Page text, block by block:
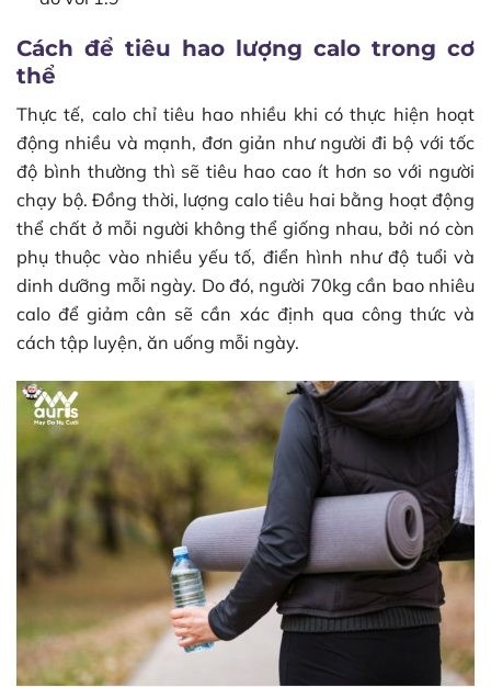
Cách để tiêu hao lượng calo trong cơ
thể
Thực tế, calo chỉ tiêu hao nhiều khi có thực hiện hoạt
động nhiều và mạnh, đơn giản như người đi bộ với tốc
độ bình thường thì sẽ tiêu hao cao ít hơn so với người
chạy bộ. Đồng thời, lượng calo tiêu hai bằng hoạt động
thể chất ở mỗi người không thể giống nhau, bởi nó còn
phụ thuộc vào nhiều yếu tố, điển hình như độ tuổi và
dinh dưỡng mỗi ngày. Do đó, người 70kg cần bao nhiêu
calo để giảm cân sẽ cần xác định qua công thức và
cách tập luyện, ăn uống mỗi ngày.